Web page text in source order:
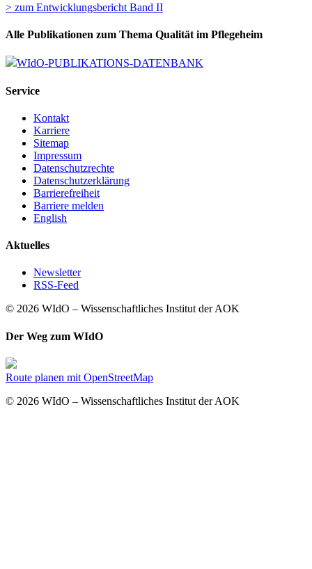
> zum Entwicklungsbericht Band II
Alle Publikationen zum Thema Qualität im Pflegeheim
WIdO-PUBLIKATIONS-DATENBANK
Service
Kontakt
Karriere
Sitemap
Impressum
Datenschutzrechte
Datenschutzerklärung
Barrierefreiheit
Barriere melden
English
Aktuelles
Newsletter
RSS-Feed
© 2026 WIdO – Wissenschaftliches Institut der AOK
Der Weg zum WIdO
Route planen mit OpenStreetMap
© 2026 WIdO – Wissenschaftliches Institut der AOK